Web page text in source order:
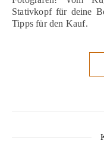
Stativkopf für deine
Tipps für den Kauf.